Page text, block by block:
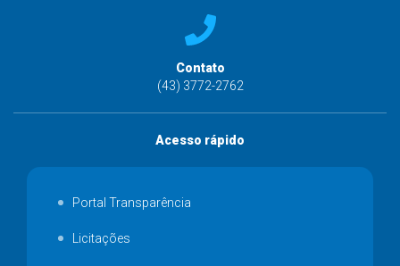
Contato
(43) 3772-2762
Acesso rápido
Portal Transparência
Licitações